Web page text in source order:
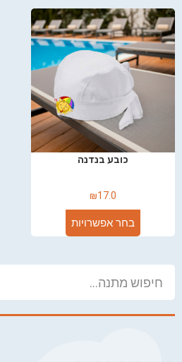
כובע בנדנה
₪17.0
בחר אפשרויות